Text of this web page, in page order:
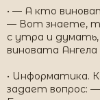
• — А кто
— Вот знаете,
с утра и
виновата Ангела
• Информатика.
задает вопрос: